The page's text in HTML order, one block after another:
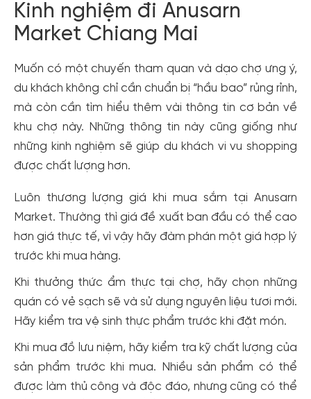
Kinh nghiệm đi Anusarn
Market Chiang Mai
Muốn có một chuyến tham quan và dạo chợ ưng ý,
du khách không chỉ cần chuẩn bị “hầu bao” rủng rỉnh,
mà còn cần tìm hiểu thêm vài thông tin cơ bản về
khu chợ này. Những thông tin này cũng giống như
những kinh nghiệm sẽ giúp du khách vi vu shopping
được chất lượng hơn.
Luôn thương lượng giá khi mua sắm tại Anusarn
Market. Thường thì giá đề xuất ban đầu có thể cao
hơn giá thực tế, vì vậy hãy đàm phán một giá hợp lý
trước khi mua hàng.
Khi thưởng thức ẩm thực tại chợ, hãy chọn những
quán có vẻ sạch sẽ và sử dụng nguyên liệu tươi mới.
Hãy kiểm tra vệ sinh thực phẩm trước khi đặt món.
Khi mua đồ lưu niệm, hãy kiểm tra kỹ chất lượng của
sản phẩm trước khi mua. Nhiều sản phẩm có thể
được làm thủ công và độc đáo, nhưng cũng có thể